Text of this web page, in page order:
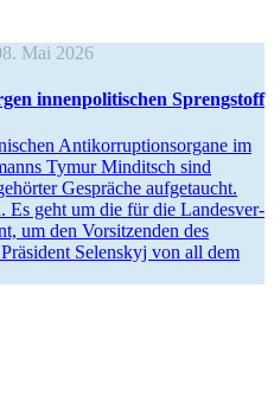
Mai 2026
innen­po­li­ti­schen Sprengstoff
Anti­kor­rup­ti­ons­or­gane im
Tymur Min­dit­sch sind
Gesprä­che auf­ge­taucht.
Es geht um die für die Lan­des­ver­
um den Vor­sit­zen­den des
Selen­skyj von all dem